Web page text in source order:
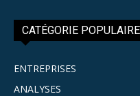
CATÉGORIE POPULAIRE
ENTREPRISES
ANALYSES